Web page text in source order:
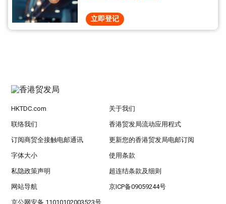
立即登记
HKTDC.com 关于我们
联络我们 香港贸发局流动应用程式
订阅商贸全接触电邮通讯 更新您的香港贸发局电邮订阅
字体大小 使用条款
私隐政策声明 超连结条款及细则
网站导航 京ICP备09059244号
京公网安备 11010102003523号